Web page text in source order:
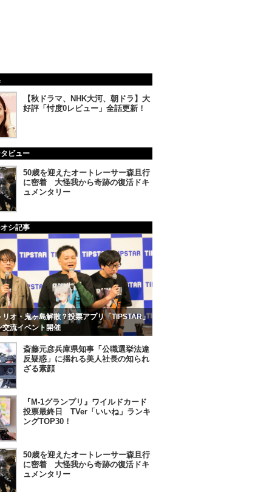
【秋ドラマ、NHK大河、朝ドラ】大
好評「忖度0レビュー」全話更新！
ビュー
50歳を迎えたオートレーサー森且行
に密着 大怪我から奇跡の復活ドキ
ュメンタリー
シ記事
リオ・鬼ヶ島解散？投票アプリ「TIPSTAR」
交流イベント開催
斎藤元彦兵庫県知事「公職選挙法違
反疑惑」に揺れる美人社長の知られ
ざる素顔
『M-1グランプリ』ワイルドカード
投票最終日 TVer「いいね」ランキ
ングTOP30！
50歳を迎えたオートレーサー森且行
に密着 大怪我から奇跡の復活ドキ
ュメンタリー